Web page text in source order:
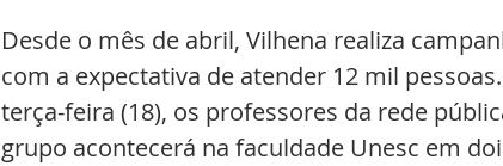
Desde o mês de abril, Vilhena realiza
com a expectativa de atender 12 mil
terça-feira (18), os professores da rede
grupo acontecerá na faculdade Unesc em